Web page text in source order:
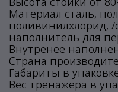
Материал сталь,
поливинилхлорид,
наполнитель для
Внутренее
Страна
Габариты в
Вес тренажера в